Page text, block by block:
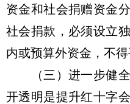
资金和社会捐赠资金
社会捐款，必须设立
内或预算外资金，不得
（三）进一步健全
开透明是提升红十字